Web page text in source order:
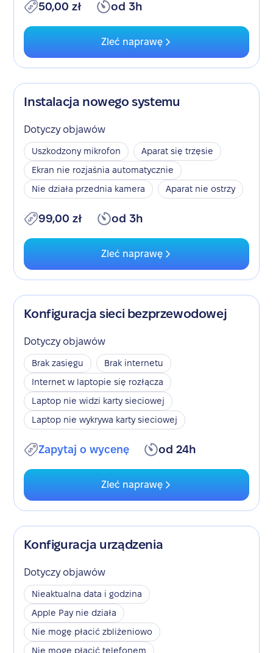
50,00 zł od 3h
Zleć naprawę
Instalacja nowego systemu
Dotyczy objawów
Uszkodzony mikrofon
Aparat się trzęsie
Ekran nie rozjaśnia automatycznie
Nie działa przednia kamera
Aparat nie ostrzy
99,00 zł od 3h
Zleć naprawę
Konfiguracja sieci bezprzewodowej
Dotyczy objawów
Brak zasięgu
Brak internetu
Internet w laptopie się rozłącza
Laptop nie widzi karty sieciowej
Laptop nie wykrywa karty sieciowej
Zapytaj o wycenę od 24h
Zleć naprawę
Konfiguracja urządzenia
Dotyczy objawów
Nieaktualna data i godzina
Apple Pay nie działa
Nie mogę płacić zbliżeniowo
Nie mogę płacić telefonem